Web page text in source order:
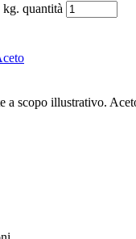
quantità
a scopo illustrativo.